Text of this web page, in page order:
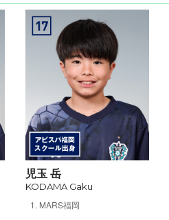
児玉 岳
KODAMA Gaku
MARS福岡